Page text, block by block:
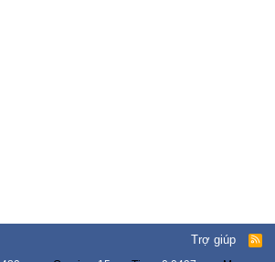
Trợ giúp
R